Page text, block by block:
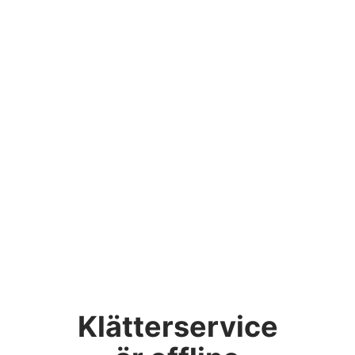
Klätterservice